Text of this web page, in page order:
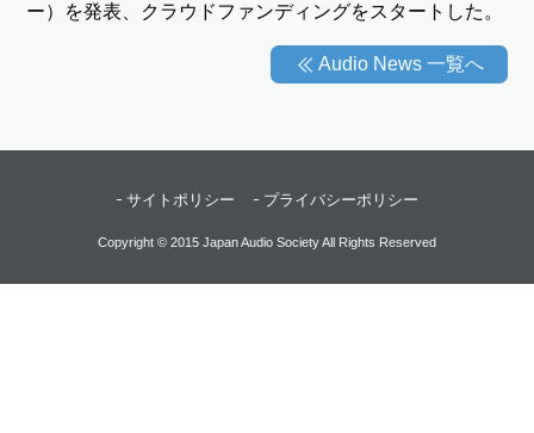
ー）を発表、クラウドファンディングをスタートした。
Audio News 一覧へ
サイトポリシー プライバシーポリシー
Copyright © 2015 Japan Audio Society All Rights Reserved